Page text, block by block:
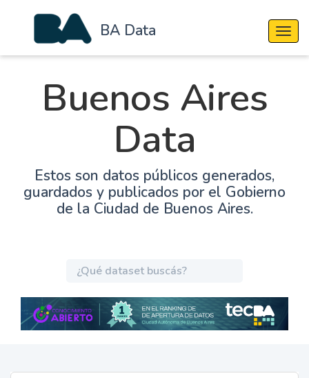
BA Data
Buenos Aires
Data
Estos son datos públicos generados,
guardados y publicados por el Gobierno
de la Ciudad de Buenos Aires.